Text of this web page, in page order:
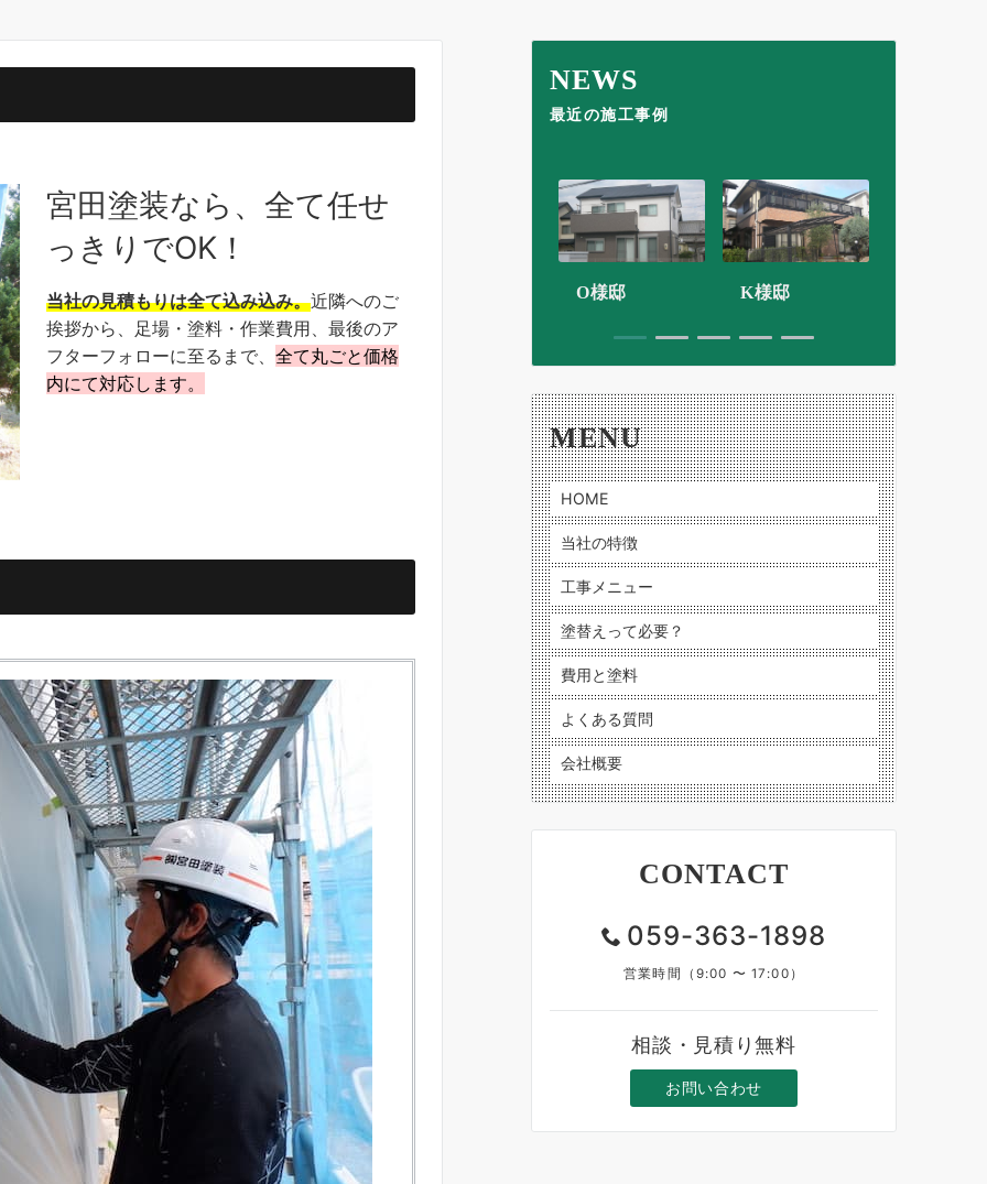
宮田塗装なら、 全て任せ
っきりでOK！
当社の見積もりは全て込み込み。近隣へのご
挨拶から、足場・塗料・作業費用、最後のア
フターフォローに至るまで、 全て丸ごと価格
内にて対応します。
NEWS
最近の施工事例
S様邸 O様邸 K様邸
2 3 4
MENU
HOME
当社の特徴
工事メニュー
塗替えって必要？
費用と塗料
よくある質問
会社概要
CONTACT
059-363-1898
営業時間（9:00 〜 17:00）
相談・見積り無料
お問い合わせ